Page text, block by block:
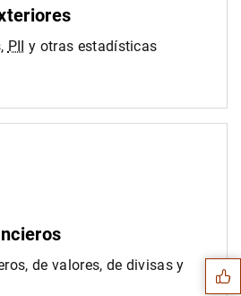
PII y otras estadísticas
de valores, de divisas y
Sugerencias